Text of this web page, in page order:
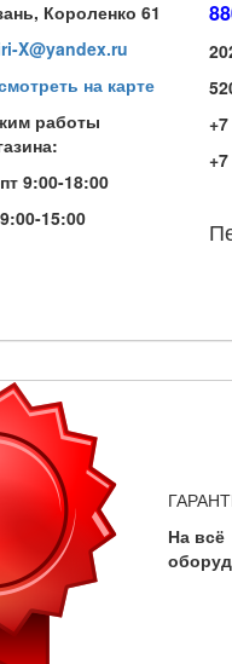
Короленко 61
X@yandex.ru
на карте
работы
9:00-18:00
15:00
На всё